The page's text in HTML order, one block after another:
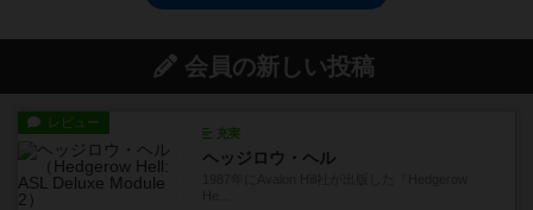
会員の新しい投稿
レビュー
充実
ヘッジロウ・ヘル